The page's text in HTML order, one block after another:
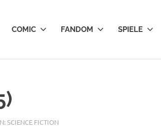
COMIC FANDOM SPIELE
SCIENCE FICTION